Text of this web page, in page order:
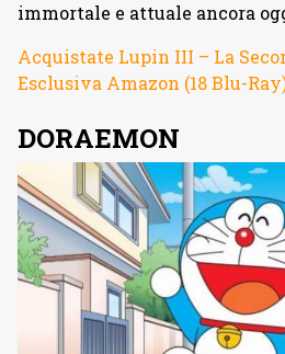
immortale e attuale ancora
Acquistate Lupin III – La
Esclusiva Amazon (18 Blu-
DORAEMON